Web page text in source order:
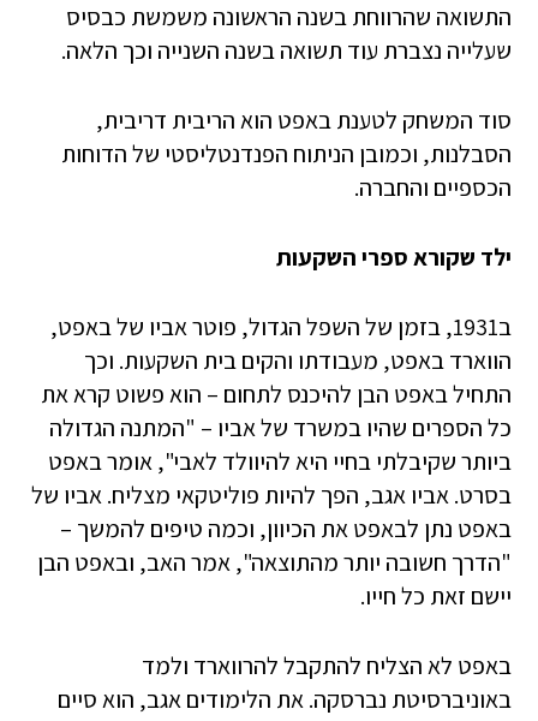
התשואה שהרווחת בשנה הראשונה משמשת כבסיס
שעלייה נצברת עוד תשואה בשנה השנייה וכך הלאה.
סוד המשחק לטענת באפט הוא הריבית דריבית,
הסבלנות, וכמובן הניתוח הפנדנטליסטי של הדוחות
הכספיים והחברה.
ילד שקורא ספרי השקעות
ב­1931, בזמן של השפל הגדול, פוטר אביו של באפט,
הווארד באפט, מעבודתו והקים בית השקעות. וכך
התחיל באפט הבן להיכנס לתחום – הוא פשוט קרא את
כל הספרים שהיו במשרד של אביו – "המתנה הגדולה
ביותר שקיבלתי בחיי היא להיוולד לאבי", אומר באפט
בסרט. אביו אגב, הפך להיות פוליטקאי מצליח. אביו של
באפט נתן לבאפט את הכיוון, וכמה טיפים להמשך –
"הדרך חשובה יותר מהתוצאה", אמר האב, ובאפט הבן
יישם זאת כל חייו.
באפט לא הצליח להתקבל להרווארד ולמד
באוניברסיטת נברסקה. את הלימודים אגב, הוא סיים